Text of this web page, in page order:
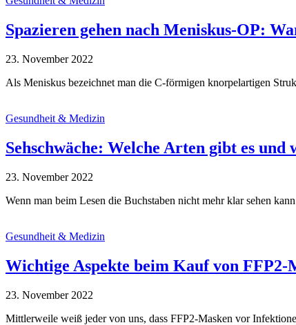
Spazieren gehen nach Meniskus-OP:
23. November 2022
Als Meniskus bezeichnet man die C-förmigen knorpelartigen
Gesundheit & Medizin
Sehschwäche: Welche Arten gibt es und
23. November 2022
Wenn man beim Lesen die Buchstaben nicht mehr klar sehen
Gesundheit & Medizin
Wichtige Aspekte beim Kauf von FFP2-
23. November 2022
Mittlerweile weiß jeder von uns, dass FFP2-Masken vor